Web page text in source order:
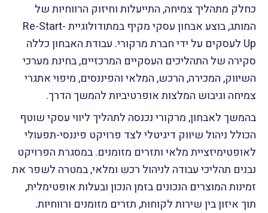
כחלק מתהליך צמיחה, התייעלות וחיזוק הרווחיות של
המותג, בוצע אבחון עסקי מקיף במתודולוגיית Re-Start-
Up לעסקים על ידי חברת מרקורי. עבודת האבחון כללה
סקירה של התהליכים העסקיים המרכזיים, בחינת מערכי
השיווק, המכירה, הרכש, המלאי והפיננסים, מיפוי אתגרי
צמיחה וגיבוש המלצות אופרטיביות להמשך הדרך.
בהמשך לאבחון, מרקורי נכנסה לתהליך ליווי עסקי שוטף
הכולל ניהול שיווק דיגיטלי לצד פרויקט פיננסי-תפעולי
לאופטימיזציית מלאי ותזרים מזומנים. במסגרת הפרויקט
נבנים תהליכי עבודה לניהול רכש ומלאי, במטרה לשפר את
זמינות המוצרים הנכונים בזמן הנכון ובעלות אופטימלית,
תוך איזון בין שירות לקוחות, תזרים מזומנים ורווחיות.